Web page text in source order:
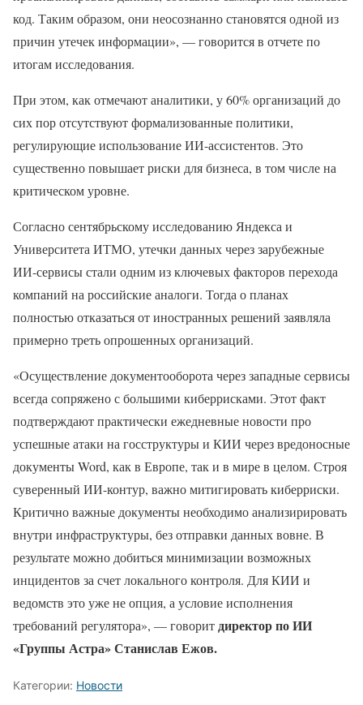
код. Таким образом, они неосознанно становятся одной из
причин утечек информации», — говорится в отчете по
итогам исследования.
При этом, как отмечают аналитики, у 60% организаций до
сих пор отсутствуют формализованные политики,
регулирующие использование ИИ-ассистентов. Это
существенно повышает риски для бизнеса, в том числе на
критическом уровне.
Согласно сентябрьскому исследованию Яндекса и
Университета ИТМО, утечки данных через зарубежные
ИИ-сервисы стали одним из ключевых факторов перехода
компаний на российские аналоги. Тогда о планах
полностью отказаться от иностранных решений заявляла
примерно треть опрошенных организаций.
«Осуществление документооборота через западные сервисы
всегда сопряжено с большими киберрисками. Этот факт
подтверждают практически ежедневные новости про
успешные атаки на госструктуры и КИИ через вредоносные
документы Word, как в Европе, так и в мире в целом. Строя
суверенный ИИ-контур, важно митигировать киберриски.
Критично важные документы необходимо анализирировать
внутри инфраструктуры, без отправки данных вовне. В
результате можно добиться минимизации возможных
инцидентов за счет локального контроля. Для КИИ и
ведомств это уже не опция, а условие исполнения
требований регулятора», — говоритдиректор по ИИ
«Группы Астра» Станислав Ежов.
Категории: Новости